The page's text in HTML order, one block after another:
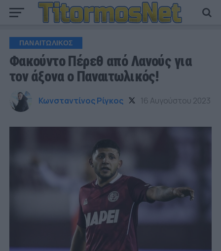
ΠΑΝΑΙΤΩΛΙΚΟΣ
Φακούντο Πέρεθ από Λανούς για
τον άξονα ο Παναιτωλικός!
Κωνσταντίνος Ρίγκος 16 Αυγούστου 2023